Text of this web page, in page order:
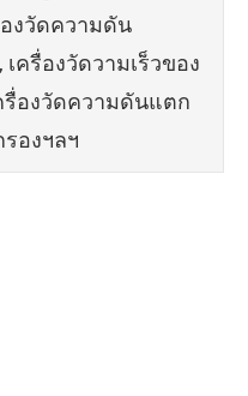
งวัดความดัน
เครื่องวัดวามเร็วของ
รื่องวัดความดันแตก
องฯลฯ